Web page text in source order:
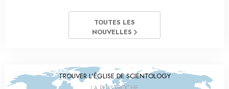
TOUTES LES
NOUVELLES
TROUVER L’ÉGLISE DE SCIENTOLOGY